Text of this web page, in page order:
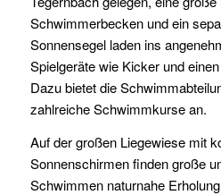
Schwimmerbecken und ein
Sonnensegel laden ins
Spielgeräte wie Kicker und
Dazu bietet die
zahlreiche Schwimmkurse an.
Auf der großen Liegewiese mit
Sonnenschirmen finden große
Schwimmen naturnahe